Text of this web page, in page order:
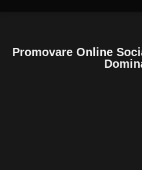
Promovare Online